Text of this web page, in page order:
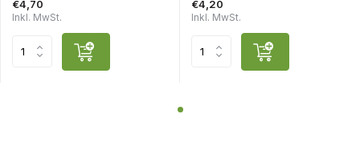
€4,70
Inkl. MwSt.
€4,20
Inkl. MwSt.